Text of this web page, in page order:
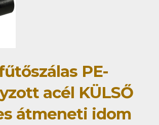
PE-
acél KÜLSŐ
átmeneti idom